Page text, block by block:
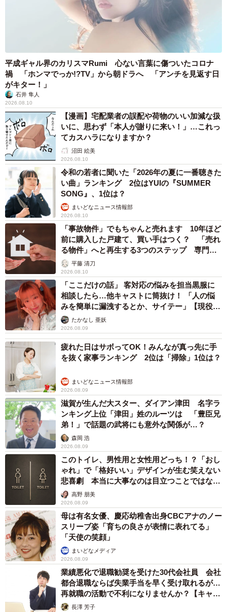
平成ギャル界のカリスマRumi 心ない言葉に傷ついたコロナ
禍 「ホンマでっか!?TV」から朝ドラへ 「アンチを見返す日
がキター！」
石井 隼人
2026.08.10
【漫画】宅配業者の誤配や荷物のいい加減な扱
いに、思わず「本人が謝りに来い！」…これっ
てカスハラになりますか？
沼田 絵美
2026.08.10
令和の若者に聞いた「2026年の夏に一番聴きた
い曲」ランキング 2位はYUIの『SUMMER
SONG』、1位は？
まいどなニュース情報部
2026.08.10
「事故物件」でもちゃんと売れます 10年ほど
前に購入した戸建て、買い手はつく？ 「売れ
る物件」へと再生する3つのステップ 専門家
が解説平藤 清刀
2026.08.10
「ここだけの話」 客対応の悩みを担当黒服に
相談したら…他キャストに筒抜け！ 「人の悩
みを簡単に漏洩するとか、サイテー」【現役キ
ャストに取材】
たかなし 亜妖
2026.08.09
疲れた日はサボってOK！みんなが真っ先に手
を抜く家事ランキング 2位は「掃除」1位は？
まいどなニュース情報部
2026.08.09
滋賀が生んだ大スター、ダイアン津田 名字ラ
ンキング上位「津田」姓のルーツは 「豊臣兄
弟！」で話題の武将にも意外な関係が…？
森岡 浩
2026.08.09
このトイレ、男性用と女性用どっち！？「おし
ゃれ」で「格好いい」デザインが生む笑えない
悲喜劇 本当に大事なのは目立つことではな
く…高野 朋美
2026.08.09
母は有名女優、慶応幼稚舎出身CBCアナのノー
スリーブ姿「育ちの良さが表情に表れてる」
「天使の笑顔」
まいどなメディア
2026.08.09
業績悪化で退職勧奨を受けた30代会社員 会社
都合退職ならば失業手当を早く受け取れるが…
再就職の活動で不利になりませんか？【キャリ
アカウンセラーが解説】
長澤 芳子